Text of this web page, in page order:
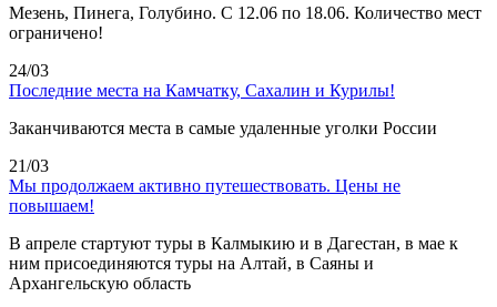
Мезень, Пинега, Голубино. С 12.06 по 18.06. Количество мест
ограничено!
24/03
Последние места на Камчатку, Сахалин и Курилы!
Заканчиваются места в самые удаленные уголки России
21/03
Мы продолжаем активно путешествовать. Цены не
повышаем!
В апреле стартуют туры в Калмыкию и в Дагестан, в мае к
ним присоединяются туры на Алтай, в Саяны и
Архангельскую область